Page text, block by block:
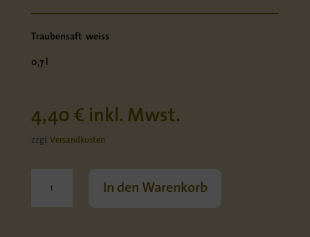
Traubensaft weiss
0,7 l
4,40 € inkl. Mwst.
zzgl. Versandkosten
weiss
Menge
In den Warenkorb